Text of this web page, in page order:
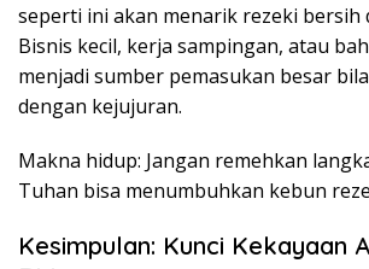
seperti ini akan menarik rezeki bersih
Bisnis kecil, kerja sampingan, atau
menjadi sumber pemasukan besar
dengan kejujuran.
Makna hidup: Jangan remehkan
Tuhan bisa menumbuhkan kebun
Kesimpulan: Kunci Kekayaan